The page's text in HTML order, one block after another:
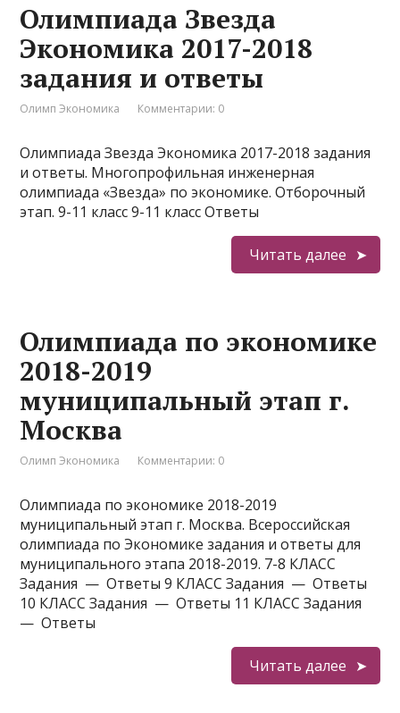
Олимпиада Звезда
Экономика 2017-2018
задания и ответы
Олимп Экономика Комментарии: 0
Олимпиада Звезда Экономика 2017-2018 задания
и ответы. Многопрофильная инженерная
олимпиада «Звезда» по экономике. Отборочный
этап. 9-11 класс 9-11 класс Ответы
Читать далее
Олимпиада по экономике
2018-2019
муниципальный этап г.
Москва
Олимп Экономика Комментарии: 0
Олимпиада по экономике 2018-2019
муниципальный этап г. Москва. Всероссийская
олимпиада по Экономике задания и ответы для
муниципального этапа 2018-2019. 7-8 КЛАСС
Задания — Ответы 9 КЛАСС Задания — Ответы
10 КЛАСС Задания — Ответы 11 КЛАСС Задания
— Ответы
Читать далее